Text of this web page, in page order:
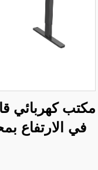
مكتب كهربائي
في الارتفاع